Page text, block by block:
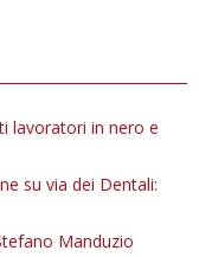
lavoratori in nero e
su via dei Dentali:
Manduzio